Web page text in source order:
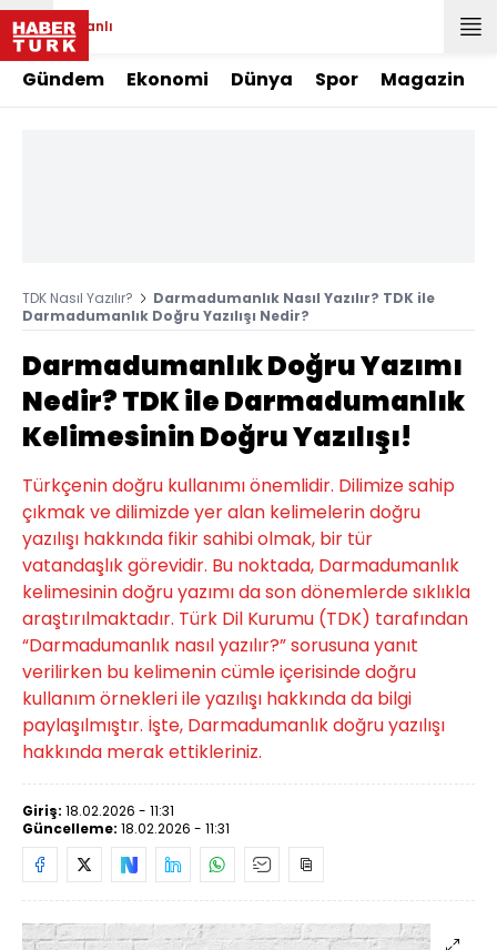
Canlı
Gündem Ekonomi Dünya Spor Magazin
TDK Nasıl Yazılır?
Darmadumanlık Nasıl Yazılır? TDK ile
Darmadumanlık Doğru Yazılışı Nedir?
Darmadumanlık Doğru Yazımı
Nedir? TDK ile Darmadumanlık
Kelimesinin Doğru Yazılışı!
Türkçenin doğru kullanımı önemlidir. Dilimize sahip
çıkmak ve dilimizde yer alan kelimelerin doğru
yazılışı hakkında fikir sahibi olmak, bir tür
vatandaşlık görevidir. Bu noktada, Darmadumanlık
kelimesinin doğru yazımı da son dönemlerde sıklıkla
araştırılmaktadır. Türk Dil Kurumu (TDK) tarafından
“Darmadumanlık nasıl yazılır?” sorusuna yanıt
verilirken bu kelimenin cümle içerisinde doğru
kullanım örnekleri ile yazılışı hakkında da bilgi
paylaşılmıştır. İşte, Darmadumanlık doğru yazılışı
hakkında merak ettikleriniz.
Giriş: 18.02.2026 - 11:31
Güncelleme: 18.02.2026 - 11:31